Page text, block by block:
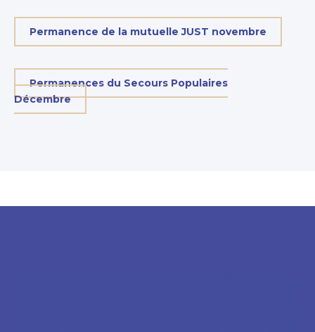
Permanence de la mutuelle JUST novembre
Permanences du Secours Populaires
Décembre